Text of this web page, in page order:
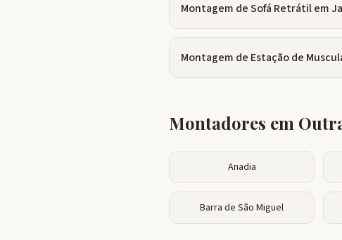
Montagem de Sofá Retrátilem
Montagem de Estação de
Montadores em
Anadia
Barra de São Miguel